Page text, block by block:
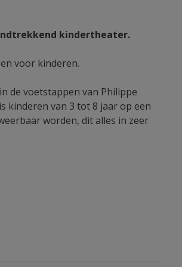
kindertheater.
voor kinderen.
de voetstappen van Philippe
kinderen van 3 tot 8 jaar op een
worden, dit alles in zeer